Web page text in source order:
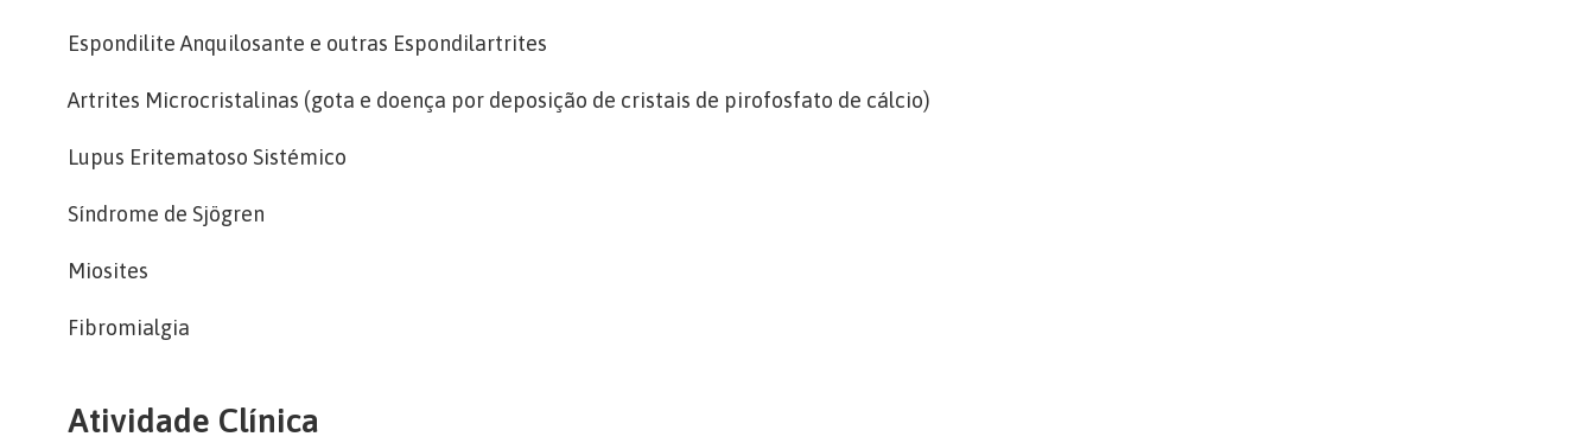
Espondilite Anquilosante e outras Espondilartrites
Artrites Microcristalinas (gota e doença por deposição de cristais de pirofosfato de cálcio)
Lupus Eritematoso Sistémico
Síndrome de Sjögren
Miosites
Fibromialgia
Atividade Clínica